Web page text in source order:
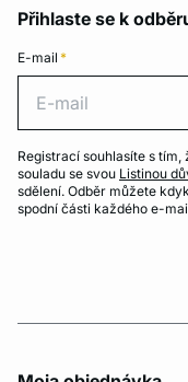
Přihlaste se k
E-mail *
Registrací souhlasíte s
souladu se svou Listinou
sdělení. Odběr můžete
spodní části každého e-